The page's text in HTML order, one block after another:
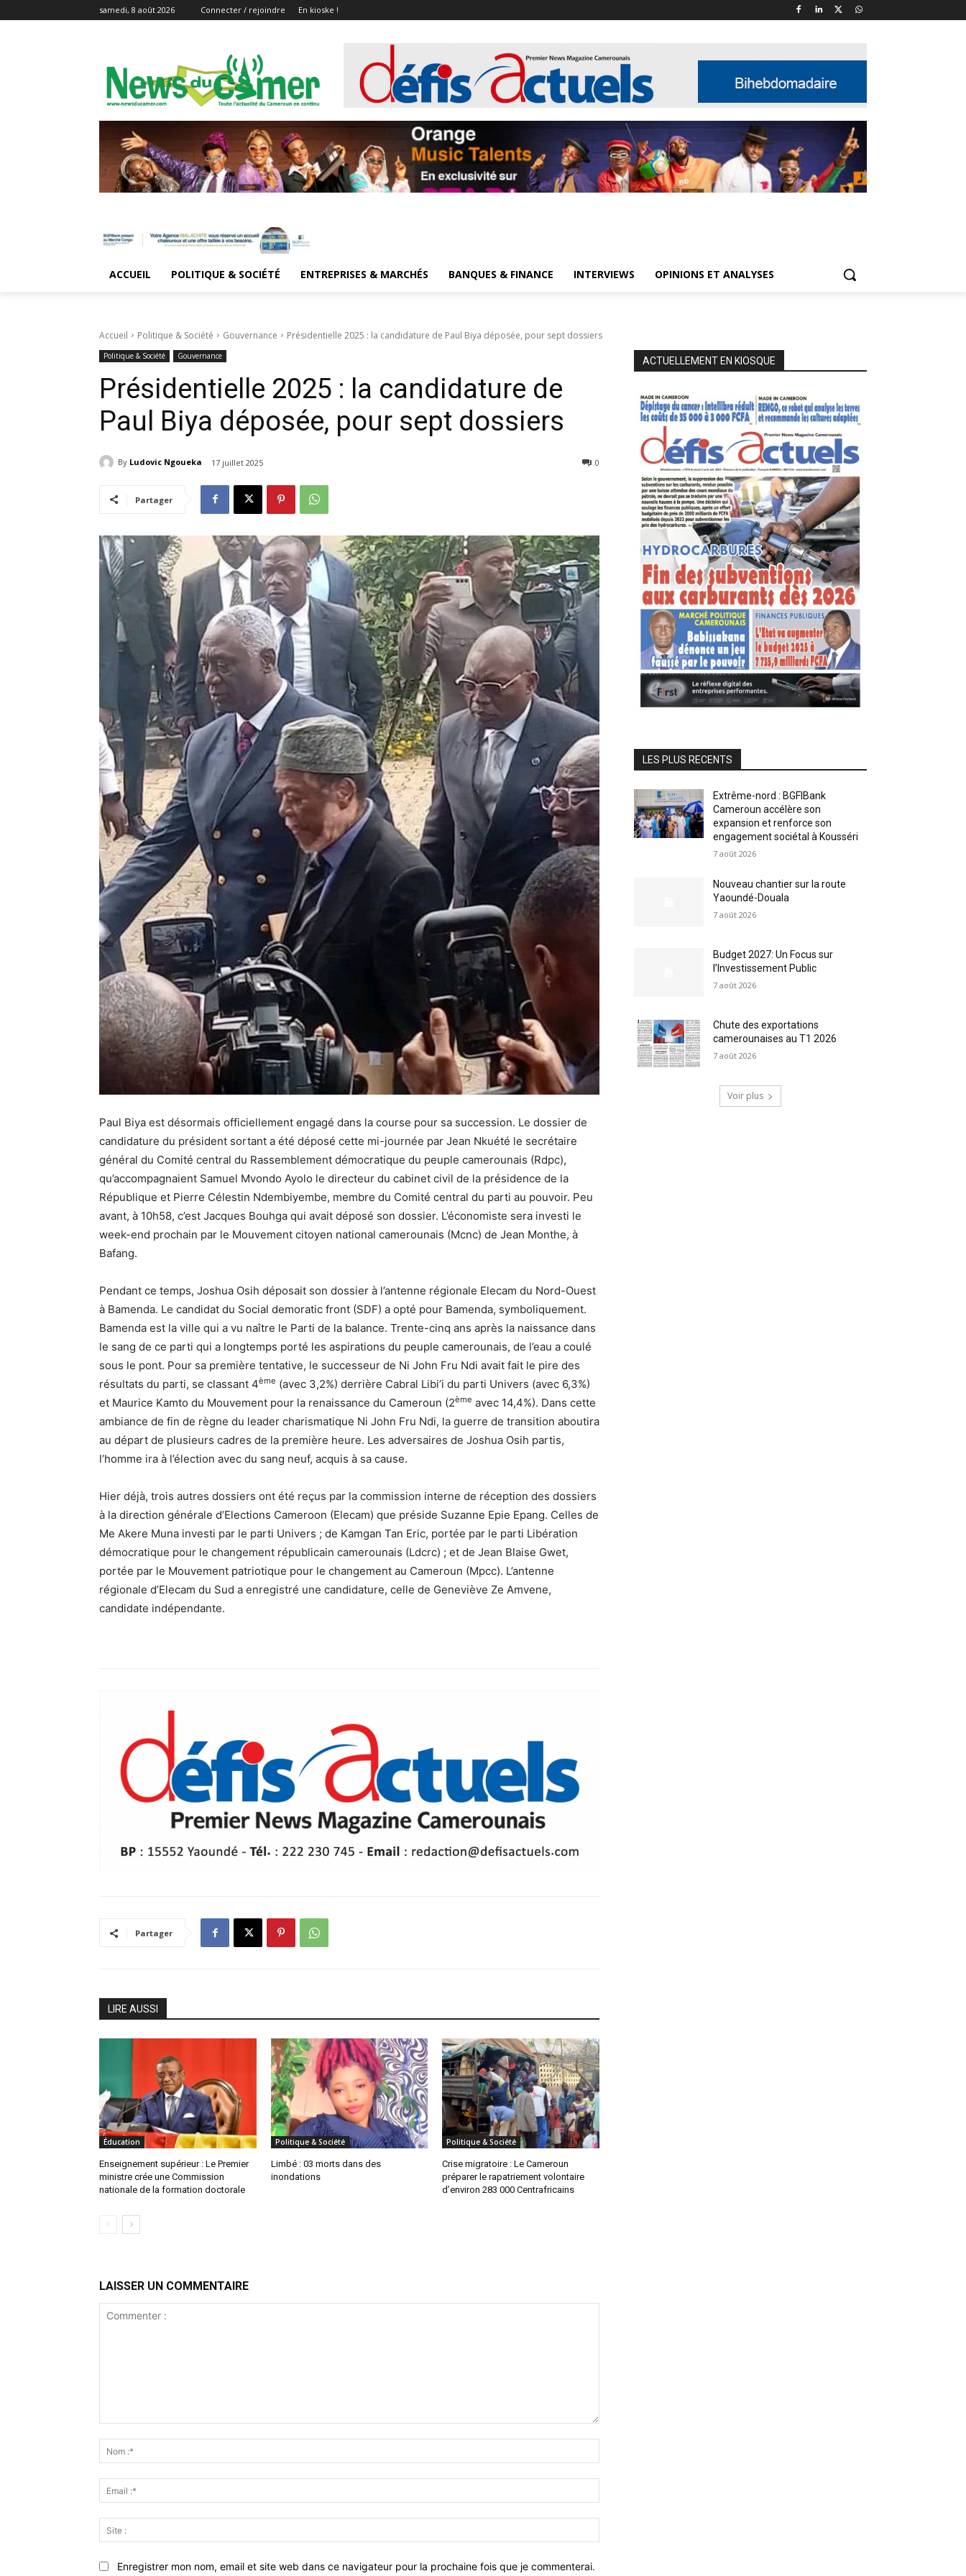
samedi, 8 août 2026 Connecter / rejoindre En kioske !
ACCUEIL POLITIQUE & SOCIÉTÉ ENTREPRISES & MARCHÉS BANQUES & FINANCE INTERVIEWS OPINIONS ET ANALYSES
Accueil Politique & Société Gouvernance Présidentielle 2025 : la candidature de Paul Biya déposée, pour sept dossiers
Politique & Société Gouvernance
Présidentielle 2025 : la candidature de
Paul Biya déposée, pour sept dossiers
By Ludovic Ngoueka 17 juillet 2025 0
Partager
Paul Biya est désormais officiellement engagé dans la course pour sa succession. Le dossier de
candidature du président sortant a été déposé cette mi-journée par Jean Nkuété le secrétaire
général du Comité central du Rassemblement démocratique du peuple camerounais (Rdpc),
qu’accompagnaient Samuel Mvondo Ayolo le directeur du cabinet civil de la présidence de la
République et Pierre Célestin Ndembiyembe, membre du Comité central du parti au pouvoir. Peu
avant, à 10h58, c’est Jacques Bouhga qui avait déposé son dossier. L’économiste sera investi le
week-end prochain par le Mouvement citoyen national camerounais (Mcnc) de Jean Monthe, à
Bafang.
Pendant ce temps, Joshua Osih déposait son dossier à l’antenne régionale Elecam du Nord-Ouest
à Bamenda. Le candidat du Social demoratic front (SDF) a opté pour Bamenda, symboliquement.
Bamenda est la ville qui a vu naître le Parti de la balance. Trente-cinq ans après la naissance dans
le sang de ce parti qui a longtemps porté les aspirations du peuple camerounais, de l’eau a coulé
sous le pont. Pour sa première tentative, le successeur de Ni John Fru Ndi avait fait le pire des
résultats du parti, se classant 4ème (avec 3,2%) derrière Cabral Libi’i du parti Univers (avec 6,3%)
et Maurice Kamto du Mouvement pour la renaissance du Cameroun (2ème avec 14,4%). Dans cette
ambiance de fin de règne du leader charismatique Ni John Fru Ndi, la guerre de transition aboutira
au départ de plusieurs cadres de la première heure. Les adversaires de Joshua Osih partis,
l’homme ira à l’élection avec du sang neuf, acquis à sa cause.
Hier déjà, trois autres dossiers ont été reçus par la commission interne de réception des dossiers
à la direction générale d’Elections Cameroon (Elecam) que préside Suzanne Epie Epang. Celles de
Me Akere Muna investi par le parti Univers ; de Kamgan Tan Eric, portée par le parti Libération
démocratique pour le changement républicain camerounais (Ldcrc) ; et de Jean Blaise Gwet,
portée par le Mouvement patriotique pour le changement au Cameroun (Mpcc). L’antenne
régionale d’Elecam du Sud a enregistré une candidature, celle de Geneviève Ze Amvene,
candidate indépendante.
Partager
LIRE AUSSI
Éducation
Enseignement supérieur : Le Premier
ministre crée une Commission
nationale de la formation doctorale
Politique & Société
Limbé : 03 morts dans des
inondations
Politique & Société
Crise migratoire : Le Cameroun
préparer le rapatriement volontaire
d’environ 283 000 Centrafricains
LAISSER UN COMMENTAIRE
:*
:*
:
Enregistrer mon nom, email et site web dans ce navigateur pour la prochaine fois que je commenterai.
ACTUELLEMENT EN KIOSQUE
LES PLUS RECENTS
Extrême-nord : BGFIBank
Cameroun accélère son
expansion et renforce son
engagement sociétal à Kousséri
7 août 2026
Nouveau chantier sur la route
Yaoundé-Douala
7 août 2026
Budget 2027: Un Focus sur
l’Investissement Public
7 août 2026
Chute des exportations
camerounaises au T1 2026
7 août 2026
Voir plus